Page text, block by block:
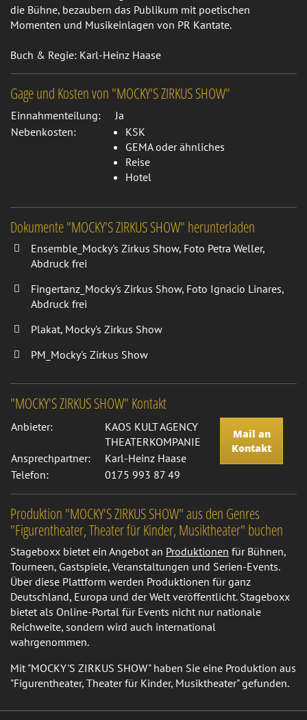
die Bühne, bezaubern das Publikum mit poetischen
Momenten und Musikeinlagen von PR Kantate.
Buch & Regie: Karl-Heinz Haase
Gage und Kosten von "MOCKY'S ZIRKUS SHOW"
Einnahmenteilung:
Ja
Nebenkosten:
KSK
GEMA oder ähnliches
Reise
Hotel
Dokumente "MOCKY'S ZIRKUS SHOW" herunterladen
Ensemble_Mocky's Zirkus Show, Foto Petra Weller,
Abdruck frei
Fingertanz_Mocky's Zirkus Show, Foto Ignacio Linares,
Abdruck frei
Plakat, Mocky's Zirkus Show
PM_Mocky's Zirkus Show
"MOCKY'S ZIRKUS SHOW" Kontakt
Mail an
Kontakt
Anbieter:
KAOS KULT AGENCY
THEATERKOMPANIE
Ansprechpartner:
Karl-Heinz Haase
Telefon:
0175 993 87 49
Produktion "MOCKY'S ZIRKUS SHOW" aus den Genres
"Figurentheater, Theater für Kinder, Musiktheater" buchen
Stageboxx bietet ein Angebot an Produktionen für Bühnen,
Tourneen, Gastspiele, Veranstaltungen und Serien-Events.
Über diese Plattform werden Produktionen für ganz
Deutschland, Europa und der Welt veröffentlicht. Stageboxx
bietet als Online-Portal für Events nicht nur nationale
Reichweite, sondern wird auch international
wahrgenommen.
Mit "MOCKY'S ZIRKUS SHOW" haben Sie eine Produktion aus
"Figurentheater, Theater für Kinder, Musiktheater" gefunden.